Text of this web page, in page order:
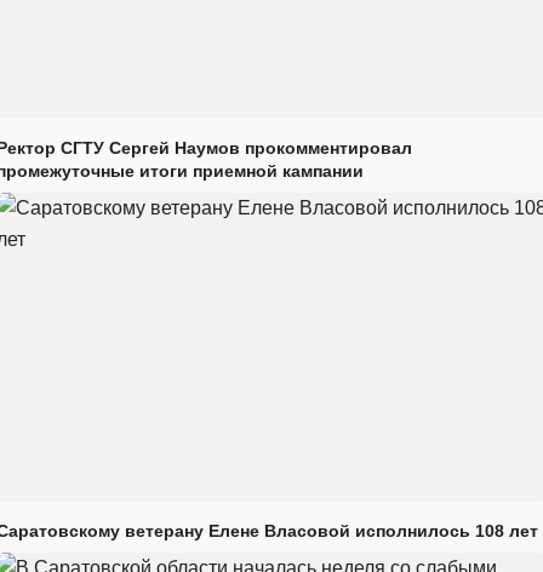
СГТУ Сергей Наумов прокомментировал
итоги приемной кампании
ветерану Елене Власовой исполнилось 108 лет